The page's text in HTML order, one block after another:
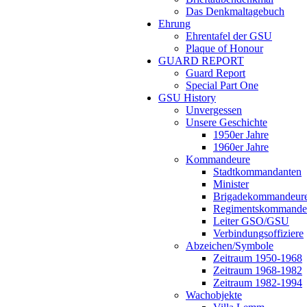
Das Denkmaltagebuch
Ehrung
Ehrentafel der GSU
Plaque of Honour
GUARD REPORT
Guard Report
Special Part One
GSU History
Unvergessen
Unsere Geschichte
1950er Jahre
1960er Jahre
Kommandeure
Stadtkommandanten
Minister
Leiter GSO/GSU
Verbindungsoffiziere
Abzeichen/Symbole
Zeitraum 1950-1968
Zeitraum 1968-1982
Zeitraum 1982-1994
Wachobjekte